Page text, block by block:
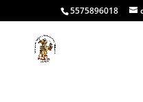
5575896018